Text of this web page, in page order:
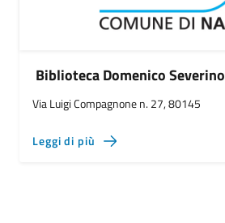
Biblioteca Domenico Severino
Via Luigi Compagnone n. 27, 80145
Leggi di più